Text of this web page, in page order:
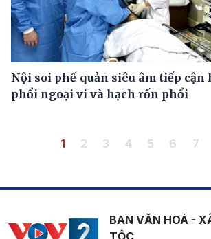
Nội soi phế quản siêu âm tiếp cận
phổi ngoại vi và hạch rốn phổi
PaginationTrang hiện thời
1 Trang
2 Trang
3 Trang
4 Trang
5 Trang
6 7
BAN VĂN HOÁ -
TỘC